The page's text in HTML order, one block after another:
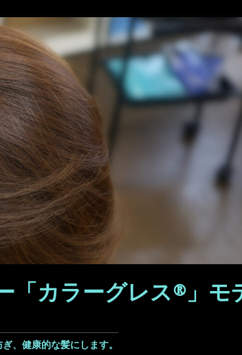
「カラーグレス®」モ
健康的な髪にします。